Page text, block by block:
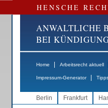
HENSCHE
ANWALTLICHE
BEI
Home Arbeitsrecht aktuell
Impressum-Generator
Berlin Frankfurt